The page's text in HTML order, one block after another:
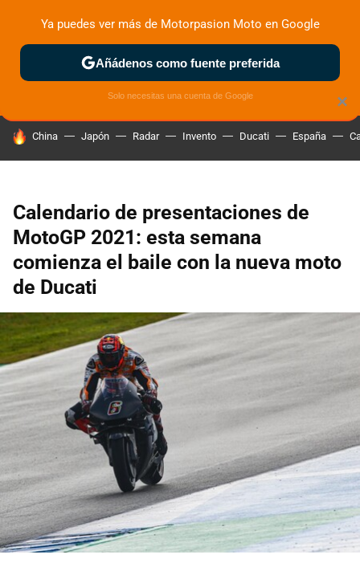
ZONA DE PRUEBAS DEPORTIVAS MOTOS ELÉCTRICAS
HOY SE HABLA DE
China Japón Radar Invento Ducati España
Calendario de presentaciones de
MotoGP 2021: esta semana
comienza el baile con la nueva moto
de Ducati
×
Ya puedes ver más de Motorpasion Moto en Google
Añádenos como fuente preferida
Solo necesitas una cuenta de Google